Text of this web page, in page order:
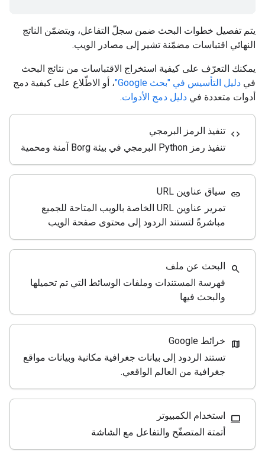
يتم تفصيل خطوات البحث ضمن سجلّ التفاعل، ويتضمّن الناتج
النهائي اقتباسات مضمّنة تشير إلى مصادر الويب.
يمكنك التعرّف على كيفية استخراج الاقتباسات من نتائج البحث
في دليل التأسيس في "بحث Google"
، أو الاطّلاع على كيفية دمج
أدوات متعددة في دليل دمج الأدوات.
code تنفيذ الرمز البرمجي
تنفيذ رمز Python البرمجي في بيئة Borg آمنة ومحمية
link سياق عناوين URL
تمرير عناوين URL الخاصة بالويب المتاحة للجميع
مباشرةً لتستند الردود إلى محتوى صفحة الويب
search
البحث عن ملف
فهرسة المستندات وملفات الوسائط التي تم تحميلها
والبحث فيها
map
خرائط Google
تستند الردود إلى بيانات جغرافية مكانية وبيانات مواقع
جغرافية من العالم الواقعي.
computer استخدام الكمبيوتر
أتمتة المتصفّح والتفاعل مع الشاشة